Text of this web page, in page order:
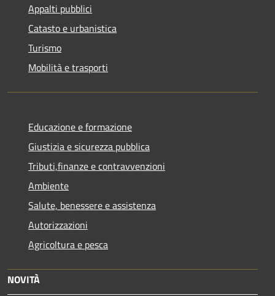
Appalti pubblici
Catasto e urbanistica
Turismo
Mobilità e trasporti
Educazione e formazione
Giustizia e sicurezza pubblica
Tributi,finanze e contravvenzioni
Ambiente
Salute, benessere e assistenza
Autorizzazioni
Agricoltura e pesca
NOVITÀ